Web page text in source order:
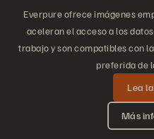
Everpure ofrece imágenes
aceleran el acceso a los
trabajo y son compatibles con
preferida de
Lea
Más